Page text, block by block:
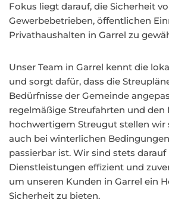
Fokus liegt darauf, die Sicherheit
Gewerbebetrieben, öffentlichen
Privathaushalten in Garrel zu
Unser Team in Garrel kennt die
und sorgt dafür, dass die
Bedürfnisse der Gemeinde
regelmäßige Streufahrten und den
hochwertigem Streugut stellen wir
auch bei winterlichen
passierbar ist. Wir sind stets
Dienstleistungen effizient und
um unseren Kunden in Garrel ein
Sicherheit zu bieten.